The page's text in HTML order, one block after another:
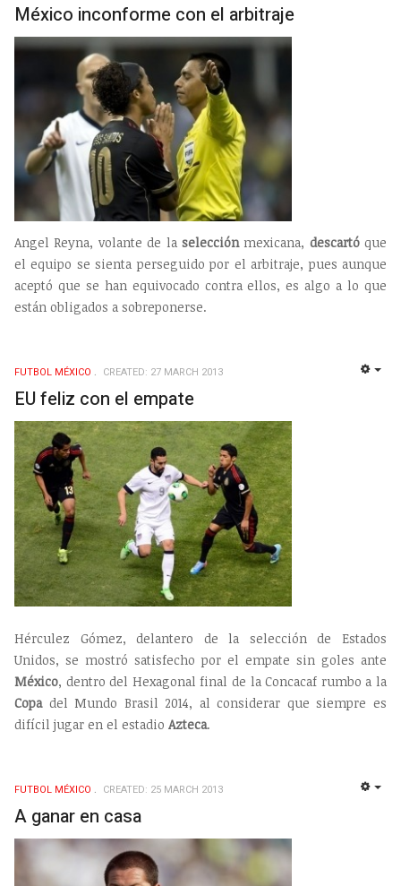
México inconforme con el arbitraje
Angel Reyna, volante de la selecciónmexicana, descartóque
el equipo se sienta perseguido por el arbitraje, pues aunque
aceptó que se han equivocado contra ellos, es algo a lo que
están obligados a sobreponerse.
FUTBOL MÉXICO CREATED: 27 MARCH 2013
EU feliz con el empate
Hérculez Gómez, delantero de la selección de Estados
Unidos, se mostró satisfecho por el empate sin goles ante
México, dentro del Hexagonal final de la Concacaf rumbo a la
Copadel Mundo Brasil 2014, al considerar que siempre es
difícil jugar en el estadio Azteca.
FUTBOL MÉXICO CREATED: 25 MARCH 2013
A ganar en casa